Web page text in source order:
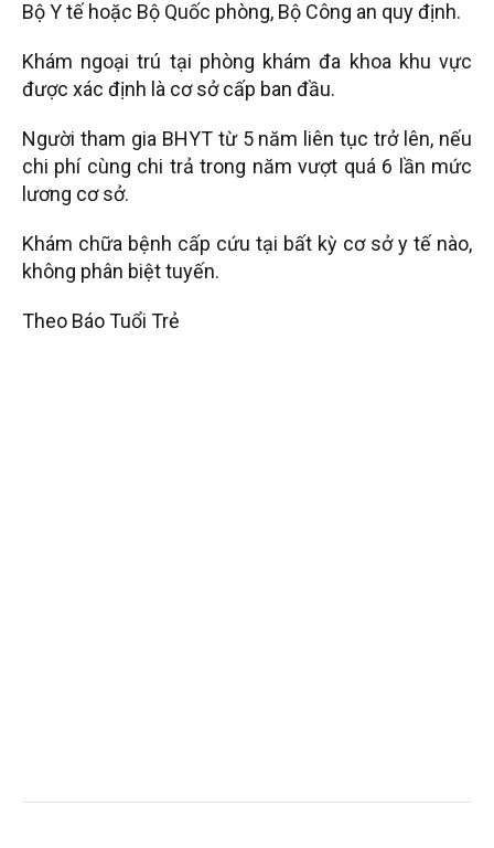
Bộ Y tế hoặc Bộ Quốc phòng, Bộ Công an quy định.
Khám ngoại trú tại phòng khám đa khoa khu vực
được xác định là cơ sở cấp ban đầu.
Người tham gia BHYT từ 5 năm liên tục trở lên, nếu
chi phí cùng chi trả trong năm vượt quá 6 lần mức
lương cơ sở.
Khám chữa bệnh cấp cứu tại bất kỳ cơ sở y tế nào,
không phân biệt tuyến.
Theo Báo Tuổi Trẻ